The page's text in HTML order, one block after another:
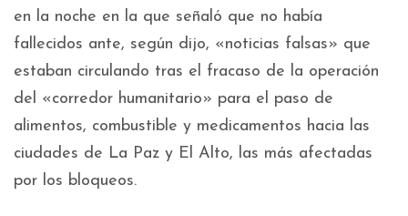
en la noche en la que señaló que no había
fallecidos ante, según dijo, «noticias falsas» que
estaban circulando tras el fracaso de la operación
del «corredor humanitario» para el paso de
alimentos, combustible y medicamentos hacia las
ciudades de La Paz y El Alto, las más afectadas
por los bloqueos.